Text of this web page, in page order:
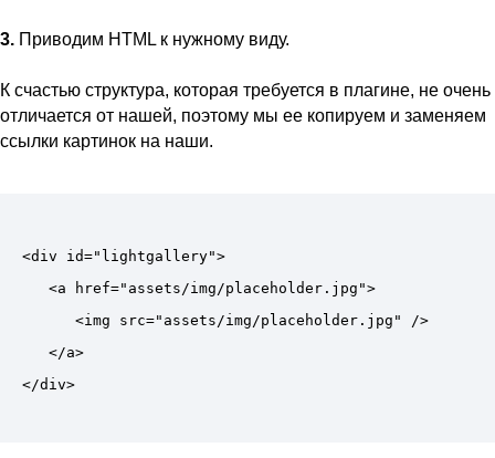
3. Приводим HTML к нужному виду.
К счастью структура, которая требуется в плагине, не очень
отличается от нашей, поэтому мы ее копируем и заменяем
ссылки картинок на наши.
<div id="lightgallery">